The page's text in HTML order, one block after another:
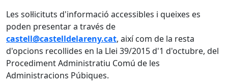
Les sol·licituts d'informació accessibles i queixes es
poden presentar a través de
castell@castelldelareny.cat, així com de la resta
d'opcions recollides en la Llei 39/2015 d'1 d'octubre, del
Procediment Administratiu Comú de les
Administracions Púbiques.